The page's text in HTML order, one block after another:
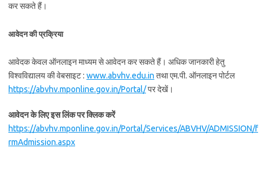
कर सकते हैं।
आवेदन की प्रक्रिया
आवेदक केवल ऑनलाइन माध्यम से आवेदन कर सकते हैं। अधिक जानकारी हेतु
विश्वविद्यालय की वेबसाइट : www.abvhv.edu.in तथा एम.पी. ऑनलाइन पोर्टल
https://abvhv.mponline.gov.in/Portal/पर देखें।
आवेदन के लिए इस लिंक पर क्लिक करें
https://abvhv.mponline.gov.in/Portal/Services/ABVHV/ADMISSION/f
rmAdmission.aspx